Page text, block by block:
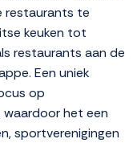
restaurants te
keuken tot
restaurants aan de
Een uniek
op
het een
sportverenigingen